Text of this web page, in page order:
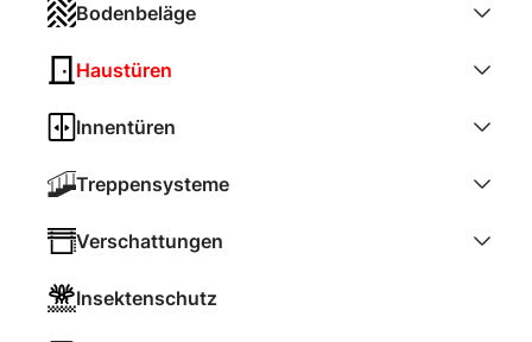
Bodenbeläge
Haustüren
Innentüren
Treppensysteme
Verschattungen
Insektenschutz